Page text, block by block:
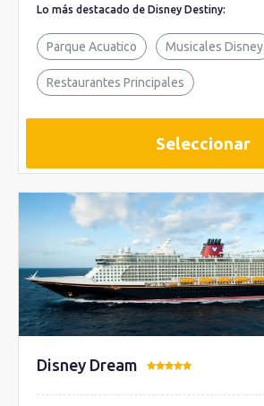
Lo más destacado de Disney Destiny:
Parque Acuatico Musicales Disney
Restaurantes Principales
Seleccionar
Disney Dream